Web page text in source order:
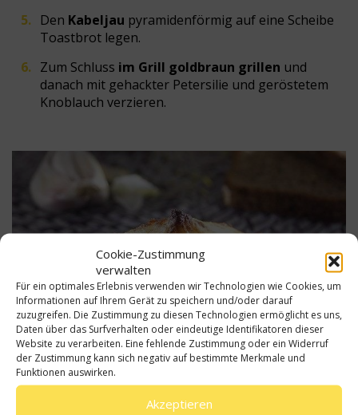
Cookie-Zustimmung
verwalten
Für ein optimales Erlebnis verwenden wir Technologien wie Cookies, um
Informationen auf Ihrem Gerät zu speichern und/oder darauf
zuzugreifen. Die Zustimmung zu diesen Technologien ermöglicht es uns,
Daten über das Surfverhalten oder eindeutige Identifikatoren dieser
Website zu verarbeiten. Eine fehlende Zustimmung oder ein Widerruf
der Zustimmung kann sich negativ auf bestimmte Merkmale und
Funktionen auswirken.
Akzeptieren
Den Kabeljau pyramidenförmig auf eine Scheibe
Toastbrot legen.
Zum Schluss im Grill goldbraun grillen und
danach mit gehackter Petersilie und geröstetem
Knoblauch verzieren.